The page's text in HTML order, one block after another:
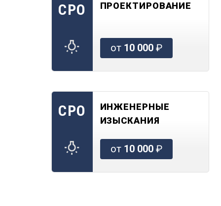
СРО ПРОЕКТИРОВАНИЕ
от 10 000₽
СРО
ИНЖЕНЕРНЫЕ
ИЗЫСКАНИЯ
от 10 000₽